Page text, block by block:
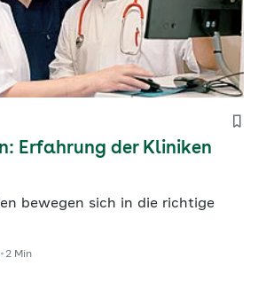
Erfahrung der Kliniken
bewegen sich in die richtige
2 Min